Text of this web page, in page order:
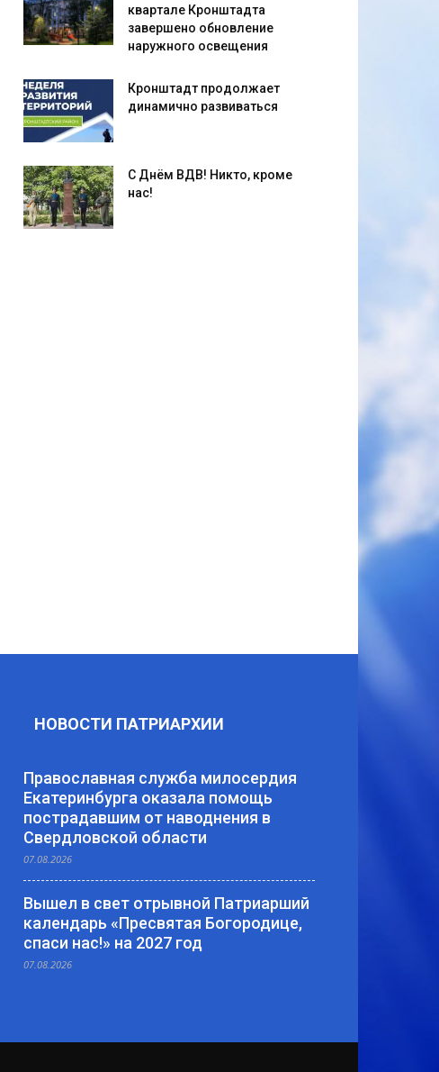
квартале Кронштадта
завершено обновление
наружного освещения
Кронштадт продолжает
динамично развиваться
С Днём ВДВ! Никто, кроме
нас!
НОВОСТИ ПАТРИАРХИИ
Православная служба милосердия
Екатеринбурга оказала помощь
пострадавшим от наводнения в
Свердловской области
07.08.2026
Вышел в свет отрывной Патриарший
календарь «Пресвятая Богородице,
спаси нас!» на 2027 год
07.08.2026